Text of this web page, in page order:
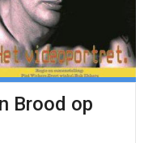
Brood op